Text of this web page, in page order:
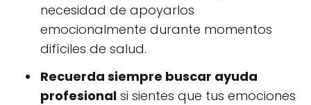
necesidad de apoyarlos
emocionalmente durante momentos
difíciles de salud.
Recuerda siempre buscar ayuda
profesional si sientes que tus emociones